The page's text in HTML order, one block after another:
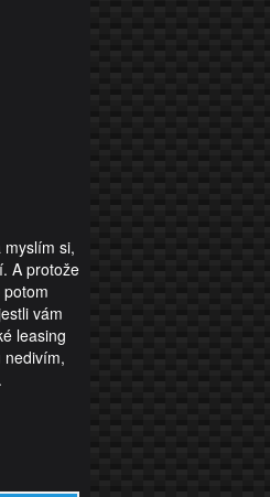
si,
A protože
vám
leasing
nedivím,